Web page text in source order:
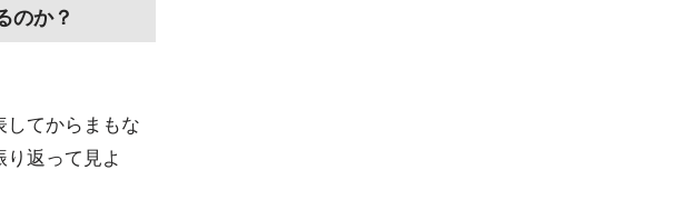
のか？
してからまもな
返って見よ